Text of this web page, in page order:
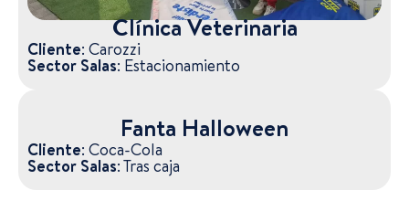
Clínica Veterinaria
Cliente: Carozzi
Sector Salas: Estacionamiento
Fanta Halloween
Cliente: Coca-Cola
Sector Salas: Tras caja